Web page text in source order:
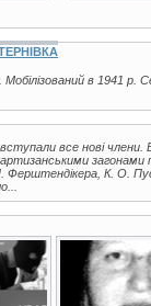
Мобілізований в 1941
все нові члени.
Ферштендікера, К. О.